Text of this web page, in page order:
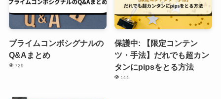
プライムコンボシグナルの
Q&Aまとめ
729
保護中: 【限定コンテン
ツ・手法】だれでも超カン
タンにpipsをとる方法
555